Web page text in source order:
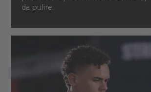
da pulire.